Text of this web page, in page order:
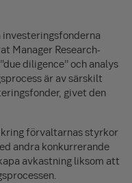
Manager Research-
diligence” och analys
är av särskilt
givet den
förvaltarnas styrkor
andra konkurrerande
avkastning liksom att